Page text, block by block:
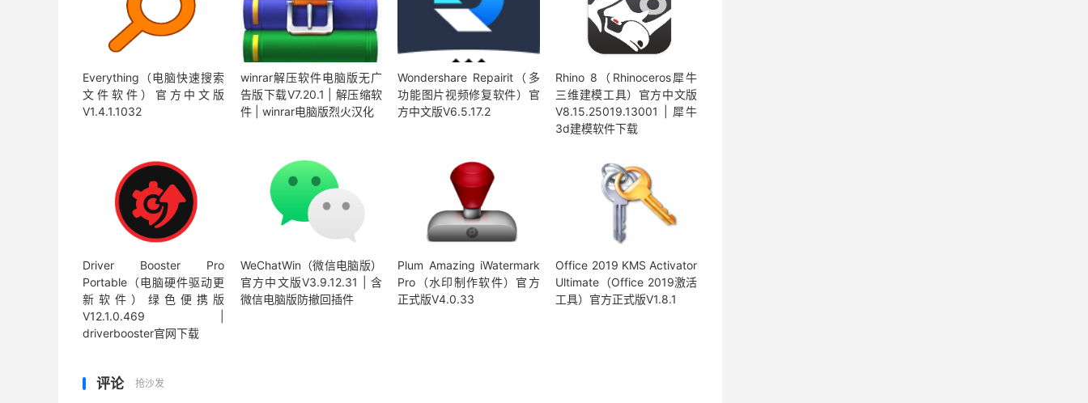
Everything（电脑快速搜索
文件软件）官方中文版
V1.4.1.1032
winrar解压软件电脑版无广
告版下载V7.20.1 | 解压缩软
件 | winrar电脑版烈火汉化
Wondershare Repairit（多
功能图片视频修复软件）官
方中文版V6.5.17.2
Rhino 8（Rhinoceros犀牛
三维建模工具）官方中文版
V8.15.25019.13001 | 犀牛
3d建模软件下载
Driver Booster Pro
Portable（电脑硬件驱动更
新软件）绿色便携版
V12.1.0.469 |
driverbooster官网下载
WeChatWin（微信电脑版）
官方中文版V3.9.12.31 | 含
微信电脑版防撤回插件
Plum Amazing iWatermark
Pro（水印制作软件）官方
正式版V4.0.33
Office 2019 KMS Activator
Ultimate（Office 2019激活
工具）官方正式版V1.8.1
评论 抢沙发